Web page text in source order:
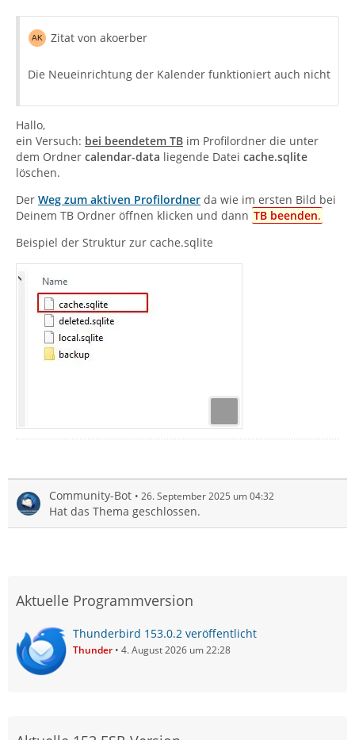
Zitat von akoerber
Die Neueinrichtung der Kalender funktioniert auch nicht
Hallo,
ein Versuch: bei beendetem TB im Profilordner die unter
dem Ordner calendar-data liegende Datei cache.sqlite
löschen.
Der Weg zum aktiven Profilordner da wie im ersten Bild bei
Deinem TB Ordner öffnen klicken und dann TB beenden.
Beispiel der Struktur zur cache.sqlite
Community-Bot 26. September 2025 um 04:32
Hat das Thema geschlossen.
Aktuelle Programmversion
Thunderbird 153.0.2 veröffentlicht
Thunder 4. August 2026 um 22:28